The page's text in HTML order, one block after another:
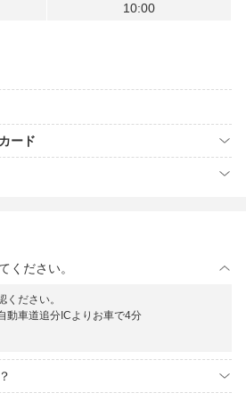
10:00
ード
ください。
ださい。
動車道追分ICよりお車で4分